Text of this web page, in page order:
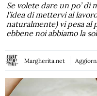
Se volete dare un po’ di
l’idea di mettervi al
naturalmente) vi pesa al
ebbene noi abbiamo la
Margherita.net